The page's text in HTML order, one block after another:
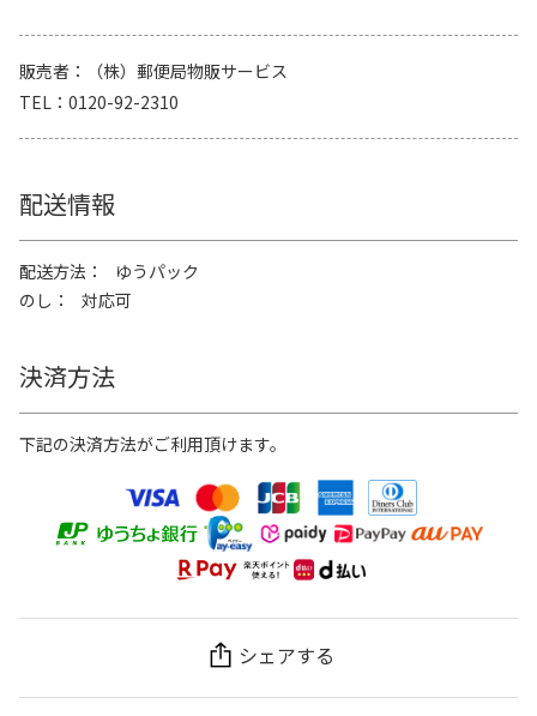
販売者
（株）郵便局物販サービス
TEL
0120-92-2310
配送情報
配送方法
ゆうパック
のし
対応可
決済方法
下記の決済方法がご利用頂けます。
シェアする